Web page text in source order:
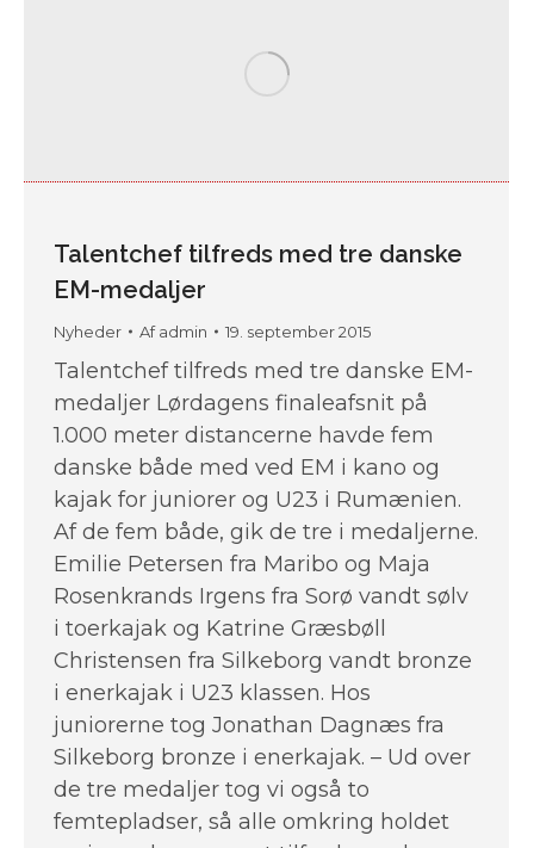
Talentchef tilfreds med tre danske
EM-medaljer
Nyheder Afadmin 19. september 2015
Talentchef tilfreds med tre danske EM-
medaljer Lørdagens finaleafsnit på
1.000 meter distancerne havde fem
danske både med ved EM i kano og
kajak for juniorer og U23 i Rumænien.
Af de fem både, gik de tre i medaljerne.
Emilie Petersen fra Maribo og Maja
Rosenkrands Irgens fra Sorø vandt sølv
i toerkajak og Katrine Græsbøll
Christensen fra Silkeborg vandt bronze
i enerkajak i U23 klassen. Hos
juniorerne tog Jonathan Dagnæs fra
Silkeborg bronze i enerkajak. – Ud over
de tre medaljer tog vi også to
femtepladser, så alle omkring holdet